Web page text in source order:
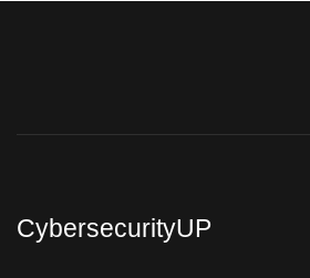
CybersecurityUP